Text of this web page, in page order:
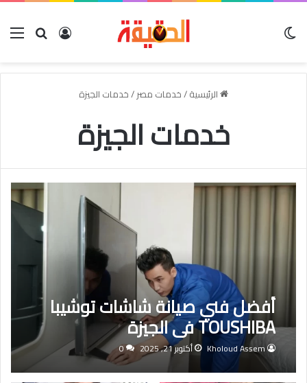
بحث عنتسجيل
الرئيسية/خدمات مصر/خدمات الجيزة
خدمات الجيزة
أفضل فني صيانة شاشات توشيبا
TOUSHIBA في الجيزة
Kholoud Assem أكتوبر 21, 2025 0